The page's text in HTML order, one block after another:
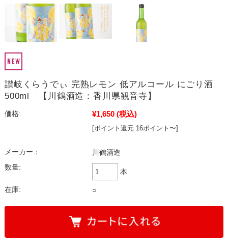
讃岐くらうでぃ 完熟レモン 低アルコール にごり酒
500ml 【川鶴酒造：香川県観音寺】
価格: ¥1,650 (税込)
[ポイント還元 16ポイント〜]
メーカー：
川鶴酒造
数量:
本
在庫: ○